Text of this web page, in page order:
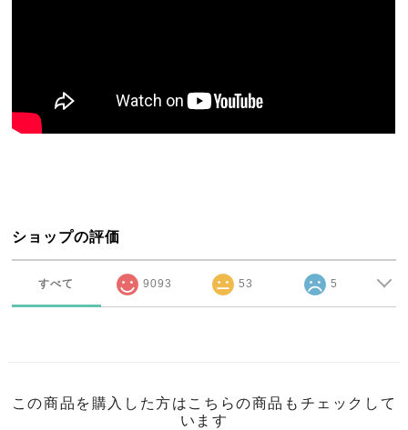
ショップの評価
すべて 9093 53 5
この商品を購入した方はこちらの商品もチェックして
います